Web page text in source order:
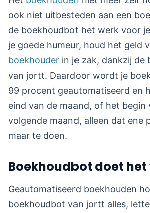
ook niet uitbesteden aan een
de boekhoudbot het werk voor
je goede humeur, houd het geld
boekhouder in je zak, dankzij de
van jortt. Daardoor wordt je
99 procent geautomatiseerd en
eind van de maand, of het begin
volgende maand, alleen dat ene
maar te doen.
Boekhoudbot doet het
Geautomatiseerd boekhouden
boekhoudbot van jortt alles,